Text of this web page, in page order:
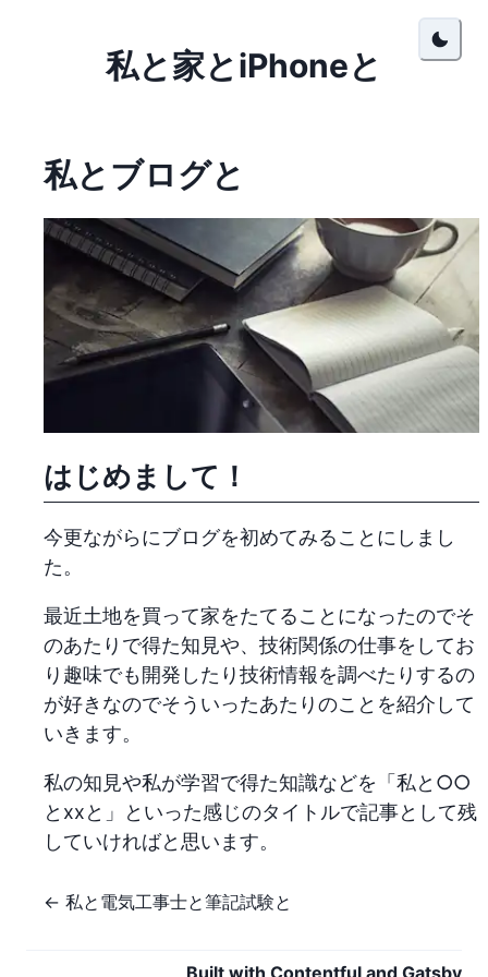
私と家とiPhoneと
私とブログと
はじめまして！
今更ながらにブログを初めてみることにしまし
た。
最近土地を買って家をたてることになったのでそ
のあたりで得た知見や、技術関係の仕事をしてお
り趣味でも開発したり技術情報を調べたりするの
が好きなのでそういったあたりのことを紹介して
いきます。
私の知見や私が学習で得た知識などを「私と○○
とxxと」といった感じのタイトルで記事として残
していければと思います。
← 私と電気工事士と筆記試験と
Built with Contentful and Gatsby